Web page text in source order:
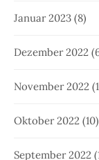
Januar 2023 (8)
Dezember 2022
November 2022
Oktober 2022 (10)
September 2022